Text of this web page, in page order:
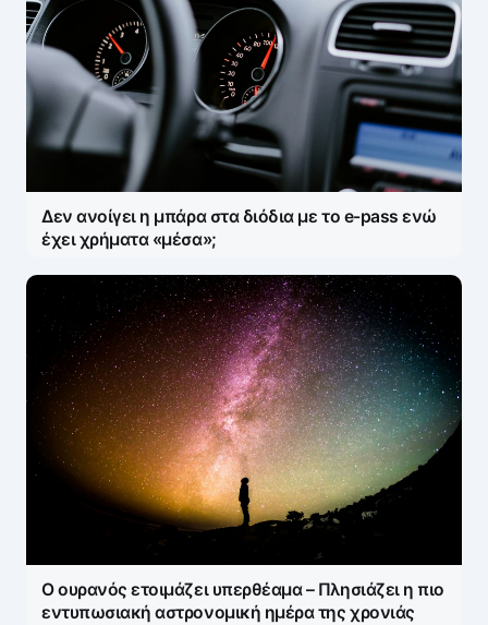
Δεν ανοίγει η μπάρα στα διόδια με το e-pass ενώ
έχει χρήματα «μέσα»;
Ο ουρανός ετοιμάζει υπερθέαμα – Πλησιάζει η πιο
εντυπωσιακή αστρονομική ημέρα της χρονιάς